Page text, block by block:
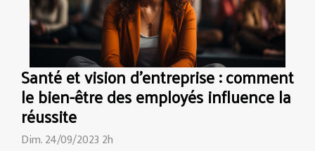
Santé et vision d'entreprise : comment
le bien-être des employés influence la
réussite
Dim. 24/09/2023 2h